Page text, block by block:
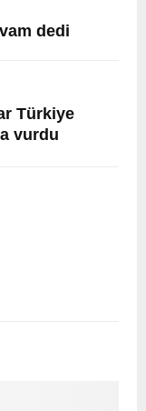
dedi
Türkiye
vurdu